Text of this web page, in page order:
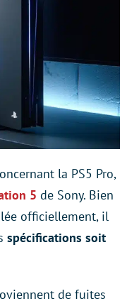
la PS5 Pro,
5 de Sony. Bien
officiellement, il
spécifications soit
de fuites